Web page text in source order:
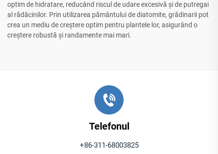
optim de hidratare, reducând riscul de udare excesivă și de putregai
al rădăcinilor. Prin utilizarea pământului de diatomite, grădinarii pot
crea un mediu de creștere optim pentru plantele lor, asigurând o
creștere robustă și randamente mai mari.
Telefonul
+86-311-68003825